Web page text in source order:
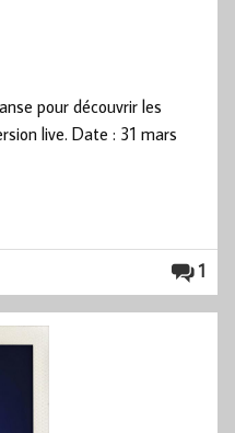
pour découvrir les
live. Date : 31 mars
1